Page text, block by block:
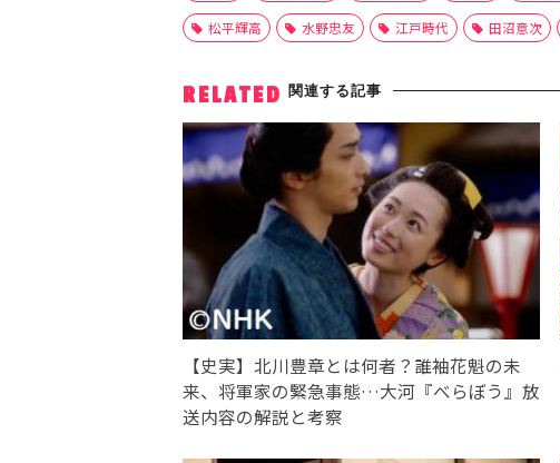
松平輝高 水野忠友 江戸時代 田沼意次
RELATED 関連する記事
【史実】北川豊章とは何者？誰袖花魁の未
来、将軍家の緊急事態…大河『べらぼう』放
送内容の解説と考察